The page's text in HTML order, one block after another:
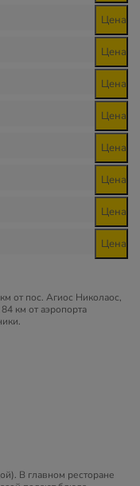
Цена
Цена
Цена
Цена
Цена
Цена
Цена
Цена
от пос. Агиос Николаос,
км от аэропорта
В главном ресторане